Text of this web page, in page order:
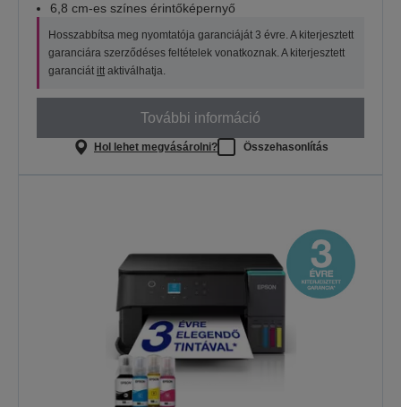
6,8 cm-es színes érintőképernyő
Hosszabbítsa meg nyomtatója garanciáját 3 évre. A kiterjesztett
garanciára szerződéses feltételek vonatkoznak. A kiterjesztett
garanciát itt aktiválhatja.
További információ
Hol lehet megvásárolni? Összehasonlítás